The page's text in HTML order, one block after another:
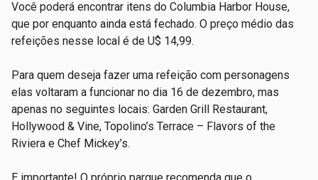
Você poderá encontrar itens do Columbia Harbor House,
que por enquanto ainda está fechado. O preço médio das
refeições nesse local é de U$ 14,99.
Para quem deseja fazer uma refeição com personagens
elas voltaram a funcionar no dia 16 de dezembro, mas
apenas no seguintes locais: Garden Grill Restaurant,
Hollywood & Vine, Topolino’s Terrace – Flavors of the
Riviera e Chef Mickey’s.